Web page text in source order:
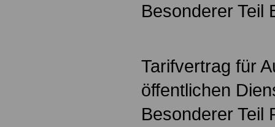
Besonderer Teil
Tarifvertrag für
öffentlichen
Besonderer Teil